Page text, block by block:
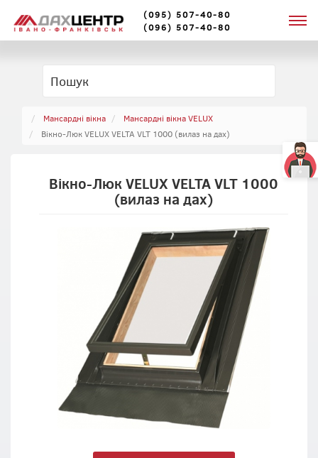
(095) 507-40-80
(096) 507-40-80
Мансардні вікна
Мансардні вікна VELUX
Вікно-Люк VELUX VELTA VLT 1000 (вилаз на дах)
Вікно-Люк VELUX VELTA VLT 1000
(вилаз на дах)